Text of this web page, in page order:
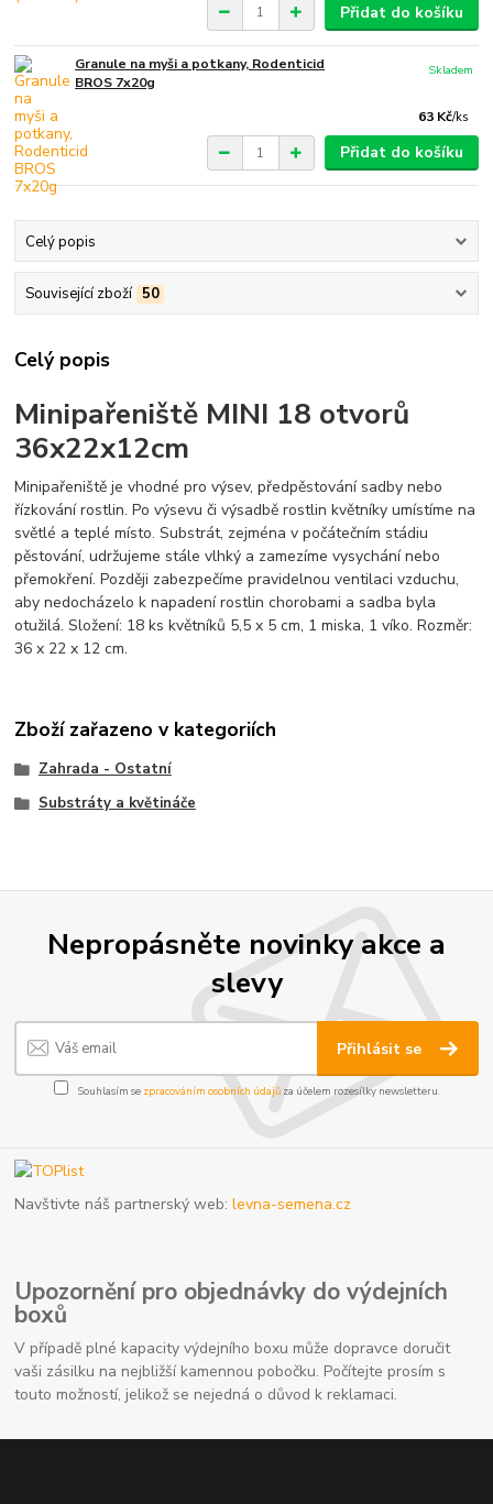
Přidat do košíku
Granule na myši a potkany, Rodenticid
BROS 7x20g
63 Kč/ks
Skladem
Přidat do košíku
Celý popis
Související zboží 50
Celý popis
Minipařeniště MINI 18 otvorů
36x22x12cm
Minipařeniště je vhodné pro výsev, předpěstování sadby nebo
řízkování rostlin. Po výsevu či výsadbě rostlin květníky umístíme na
světlé a teplé místo. Substrát, zejména v počátečním stádiu
pěstování, udržujeme stále vlhký a zamezíme vysychání nebo
přemokření. Později zabezpečíme pravidelnou ventilaci vzduchu,
aby nedocházelo k napadení rostlin chorobami a sadba byla
otužilá. Složení: 18 ks květníků 5,5 x 5 cm, 1 miska, 1 víko. Rozměr:
36 x 22 x 12 cm.
Zboží zařazeno v kategoriích
Zahrada - Ostatní
Substráty a květináče
Nepropásněte novinky akce a
slevy
Přihlásit se
Souhlasím se zpracováním osobních údajůza účelem rozesílky newsletteru.
Navštivte náš partnerský web:levna-semena.cz
Upozornění pro objednávky do výdejních
boxů
V případě plné kapacity výdejního boxu může dopravce doručit
vaši zásilku na nejbližší kamennou pobočku. Počítejte prosím s
touto možností, jelikož se nejedná o důvod k reklamaci.